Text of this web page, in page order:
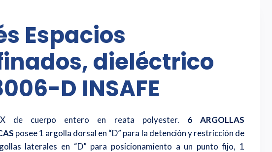
Espacios
dieléctrico
D INSAFE
de cuerpo entero en reata polyester. 6 ARGOLLAS
posee 1 argolla dorsal en “D” para la detención y restricción de
laterales en “D” para posicionamiento a un punto fijo, 1